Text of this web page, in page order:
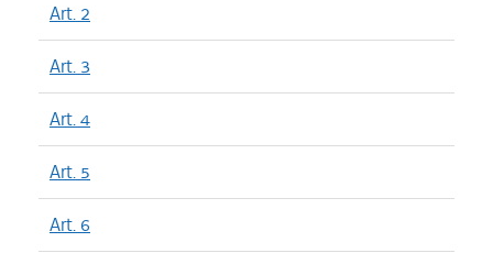
Art. 2
Art. 3
Art. 4
Art. 5
Art. 6